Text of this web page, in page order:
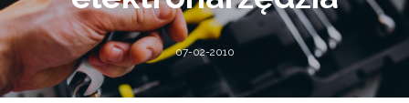
07-02-2010